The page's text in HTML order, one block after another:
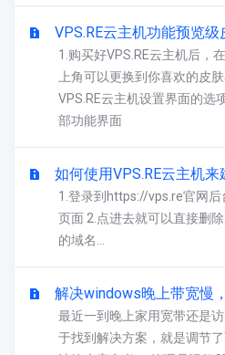
VPS.RE云主机功能预览级
1.购买好VPS.RE云主机后，
上角可以更换到你喜欢的皮
VPS.RE云主机设置界面的选
部功能界面
如何使用VPS.RE云主机
1.登录到https://vps.re官网
页面 2.点进去就可以直接删
的域名...
解决windows晚上带宽慢
最近一到晚上家用宽带还是
于找到解决方案，就是调节